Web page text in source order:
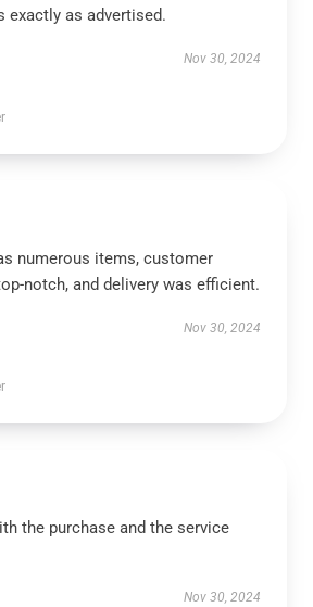
exactly as advertised.
Nov 30, 2024
numerous items, customer
notch, and delivery was efficient.
Nov 30, 2024
the purchase and the service
Nov 30, 2024